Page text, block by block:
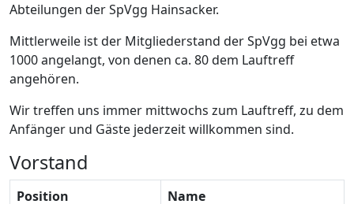
Abteilungen der SpVgg Hainsacker.
Mittlerweile ist der Mitgliederstand der SpVgg bei etwa
1000 angelangt, von denen ca. 80 dem Lauftreff
angehören.
Wir treffen uns immer mittwochs zum Lauftreff, zu dem
Anfänger und Gäste jederzeit willkommen sind.
Vorstand
Position
Name